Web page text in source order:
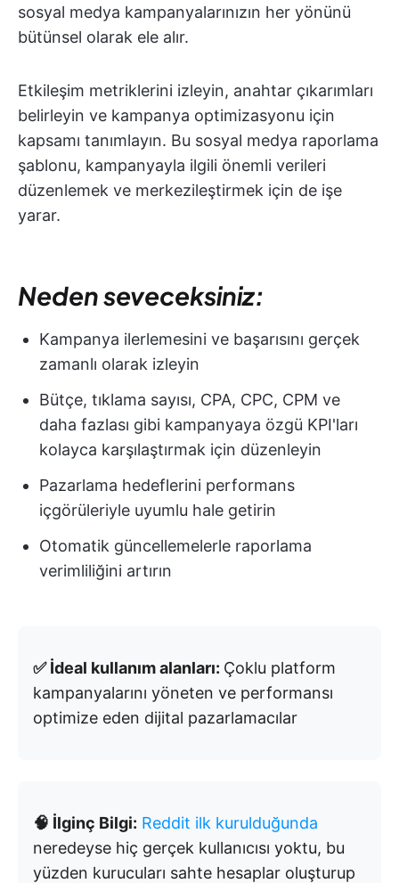
sosyal medya kampanyalarınızın her yönünü
bütünsel olarak ele alır.
Etkileşim metriklerini izleyin, anahtar çıkarımları
belirleyin ve kampanya optimizasyonu için
kapsamı tanımlayın. Bu sosyal medya raporlama
şablonu, kampanyayla ilgili önemli verileri
düzenlemek ve merkezileştirmek için de işe
yarar.
Neden seveceksiniz:
Kampanya ilerlemesini ve başarısını gerçek
zamanlı olarak izleyin
Bütçe, tıklama sayısı, CPA, CPC, CPM ve
daha fazlası gibi kampanyaya özgü KPI'ları
kolayca karşılaştırmak için düzenleyin
Pazarlama hedeflerini performans
içgörüleriyle uyumlu hale getirin
Otomatik güncellemelerle raporlama
verimliliğini artırın
✅ İdeal kullanım alanları: Çoklu platform
kampanyalarını yöneten ve performansı
optimize eden dijital pazarlamacılar
🧠 İlginç Bilgi: Reddit ilk kurulduğunda
neredeyse hiç gerçek kullanıcısı yoktu, bu
yüzden kurucuları sahte hesaplar oluşturup